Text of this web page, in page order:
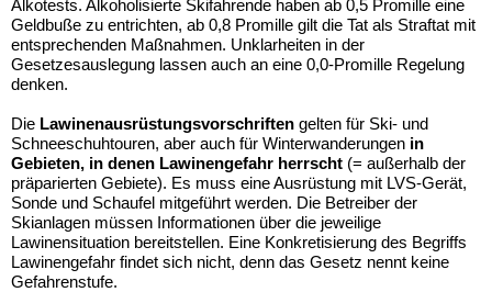
Alkotests. Alkoholisierte Skifahrende haben ab 0,5 Promille eine
Geldbuße zu entrichten, ab 0,8 Promille gilt die Tat als Straftat mit
entsprechenden Maßnahmen. Unklarheiten in der
Gesetzesauslegung lassen auch an eine 0,0-Promille Regelung
denken.
Die Lawinenausrüstungsvorschriften gelten für Ski- und
Schneeschuhtouren, aber auch für Winterwanderungen in
Gebieten, in denen Lawinengefahr herrscht (= außerhalb der
präparierten Gebiete). Es muss eine Ausrüstung mit LVS-Gerät,
Sonde und Schaufel mitgeführt werden. Die Betreiber der
Skianlagen müssen Informationen über die jeweilige
Lawinensituation bereitstellen. Eine Konkretisierung des Begriffs
Lawinengefahr findet sich nicht, denn das Gesetz nennt keine
Gefahrenstufe.